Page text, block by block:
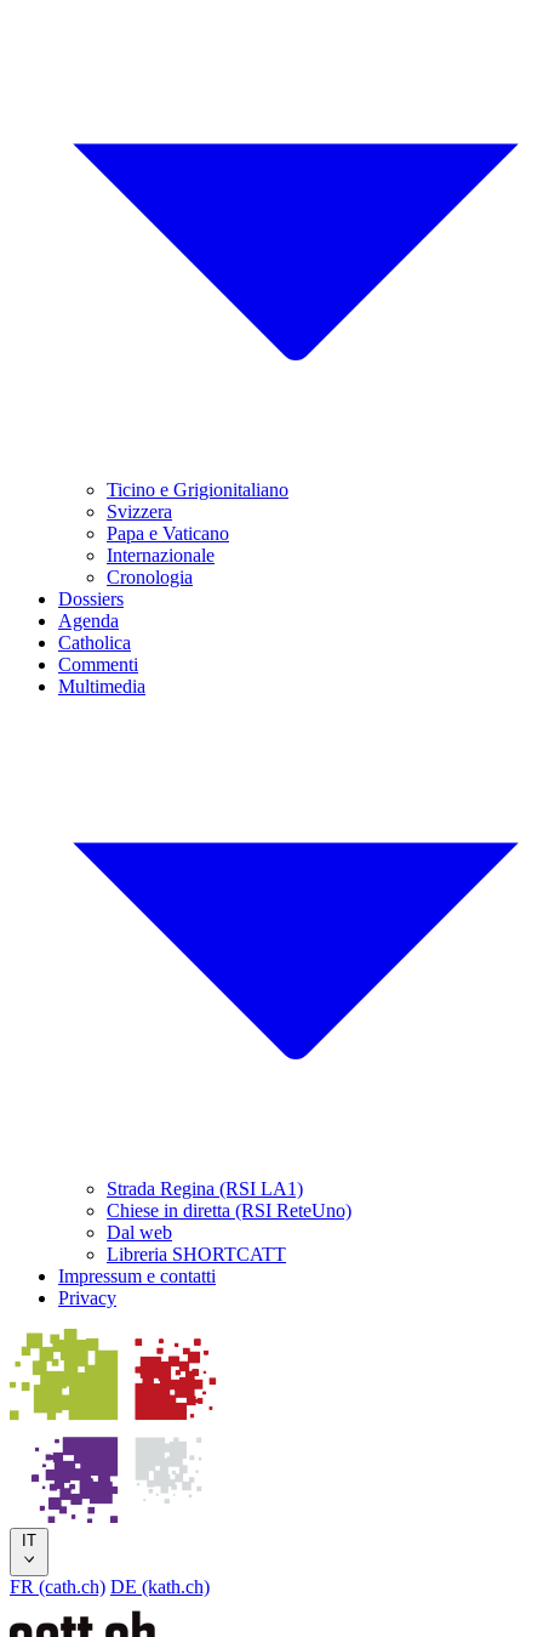
Ticino e Grigionitaliano
Svizzera
Papa e Vaticano
Internazionale
Cronologia
Dossiers
Agenda
Catholica
Commenti
Multimedia
Strada Regina (RSI LA1)
Chiese in diretta (RSI ReteUno)
Dal web
Libreria SHORTCATT
Impressum e contatti
Privacy
IT
FR (cath.ch) DE (kath.ch)